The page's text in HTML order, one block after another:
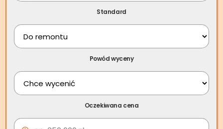
pokrzywdzeni przez spadkodawców, mają pewne
możliwości. Rozwiązania mogą być różne w zależności od
sytuacji. Swoich praw można dochodzić w sądzie,
skorzystać z instytucji zachowku, a gdy współwłasność
majątku spadkowego powoduje konflikty i problemy
spadkobiercy mogą pozbyć się kłopotów również poprzez
sprzedaż udziałów w spadku
Standard
Powód wyceny
Oczekiwana cena